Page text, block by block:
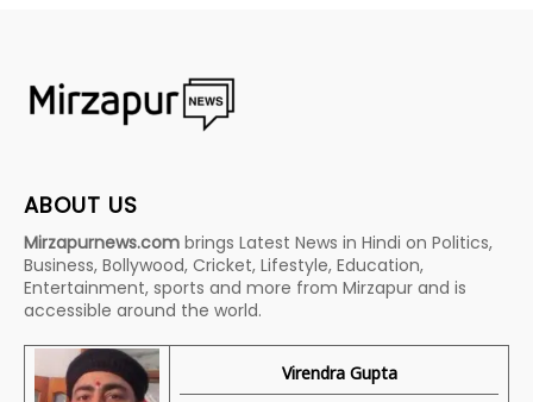
ABOUT US
Mirzapurnews.com brings Latest News in Hindi on Politics,
Business, Bollywood, Cricket, Lifestyle, Education,
Entertainment, sports and more from Mirzapur and is
accessible around the world.
Virendra Gupta